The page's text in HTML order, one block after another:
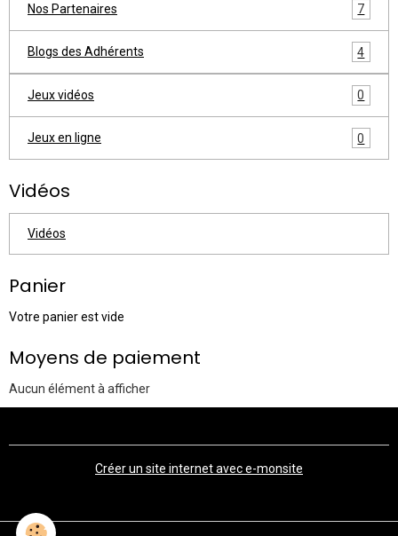
Nos Partenaires 7
Blogs des Adhérents 4
Jeux vidéos 0
Jeux en ligne 0
Vidéos
Vidéos
Panier
Votre panier est vide
Moyens de paiement
Aucun élément à afficher
Créer un site internet avec e-monsite